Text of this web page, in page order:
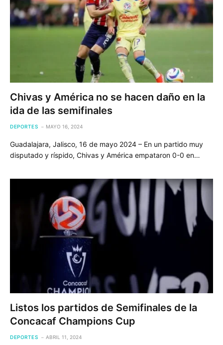
Chivas y América no se hacen daño en la
ida de las semifinales
DEPORTES MAYO 16, 2024
Guadalajara, Jalisco, 16 de mayo 2024 – En un partido muy
disputado y ríspido, Chivas y América empataron 0-0 en…
Listos los partidos de Semifinales de la
Concacaf Champions Cup
DEPORTES ABRIL 11, 2024